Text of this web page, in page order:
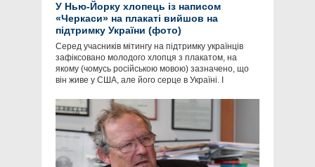
У Нью-Йорку хлопець із написом
«Черкаси» на плакаті вийшов на
підтримку України (фото)
Серед учасників мітингу на підтримку українців
зафіксовано молодого хлопця з плакатом, на
якому (чомусь російською мовою) зазначено, що
він живе у США, але його серце в Україні. І